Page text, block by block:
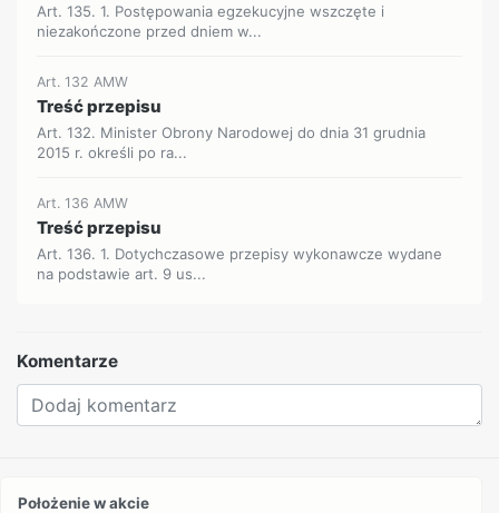
Art. 135. 1. Postępowania egzekucyjne wszczęte i
niezakończone przed dniem w...
Art. 132 AMW
Treść przepisu
Art. 132. Minister Obrony Narodowej do dnia 31 grudnia
2015 r. określi po ra...
Art. 136 AMW
Treść przepisu
Art. 136. 1. Dotychczasowe przepisy wykonawcze wydane
na podstawie art. 9 us...
Komentarze
Położenie w akcie